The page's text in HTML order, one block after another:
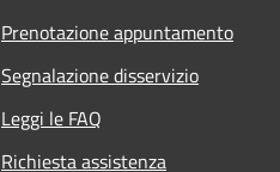
Prenotazione appuntamento
Segnalazione disservizio
Leggi le FAQ
Richiesta assistenza